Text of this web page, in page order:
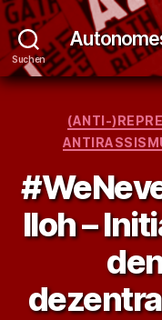
Suchen
(ANTI-
lloh –